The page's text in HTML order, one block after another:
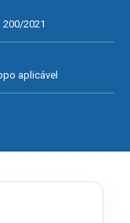
200/2021
aplicável